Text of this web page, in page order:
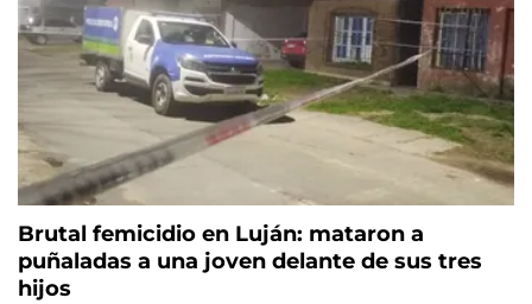
Brutal femicidio en Luján: mataron a
puñaladas a una joven delante de sus tres
hijos